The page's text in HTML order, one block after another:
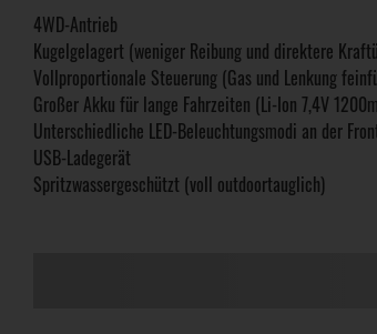
4WD-Antrieb
Kugelgelagert (weniger Reibung und direktere
Vollproportionale Steuerung (Gas und Lenkung
Großer Akku für lange Fahrzeiten (Li-Ion 7,4V
Unterschiedliche LED-Beleuchtungsmodi an der
USB-Ladegerät
Spritzwassergeschützt (voll outdoortauglich)